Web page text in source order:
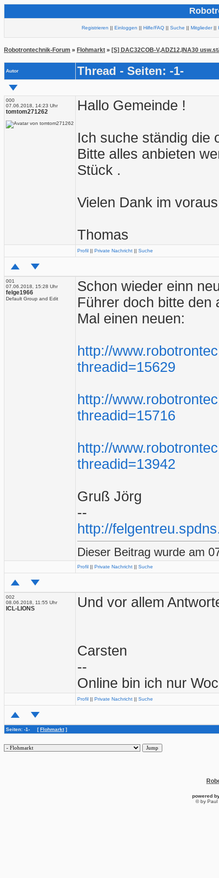
Registrieren || Einloggen || Hilfe/FAQ || Suche || Mitglieder||
Robotrontechnik-Forum » Flohmarkt » [S] DAC32COB-V,ADZ12,INA30
Autor Thread - Seiten: -1-
000
07.06.2018, 14:23 Uhr
tomtom271262 Hallo Gemeinde !
Ich suche ständig die
Bitte alles anbieten
Stück .
Vielen Dank im voraus
Thomas
Profil || Private Nachricht || Suche
001
07.06.2018, 15:28 Uhr
felge1966
Default Group and Edit
Schon wieder einn
Führer doch bitte den
Mal einen neuen:
http://
threadid=15629
http://
threadid=15716
http://
threadid=13942
Gruß Jörg
--
http://
Dieser Beitrag wurde am
Profil || Private Nachricht || Suche
002
08.06.2018, 11:55 Uhr
ICL-LIONS Und vor allem
Carsten
--
Online bin ich nur
Profil || Private Nachricht || Suche
Seiten: -1- [Flohmarkt]
powered
© by Paul